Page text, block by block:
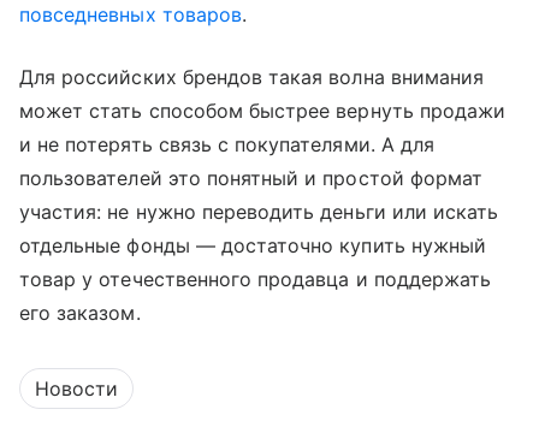
повседневных товаров.
Для российских брендов такая волна внимания
может стать способом быстрее вернуть продажи
и не потерять связь с покупателями. А для
пользователей это понятный и простой формат
участия: не нужно переводить деньги или искать
отдельные фонды — достаточно купить нужный
товар у отечественного продавца и поддержать
его заказом.
Новости